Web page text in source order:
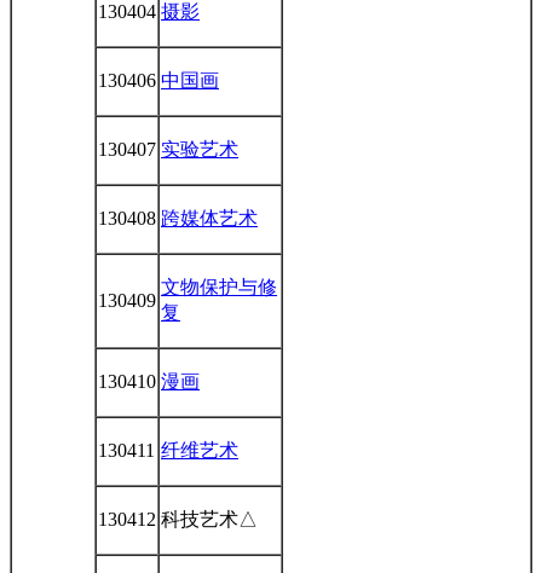
130404 摄影
130406 中国画
130407 实验艺术
130408 跨媒体艺术
130409
文物保护与修
复
130410 漫画
130411 纤维艺术
130412 科技艺术△